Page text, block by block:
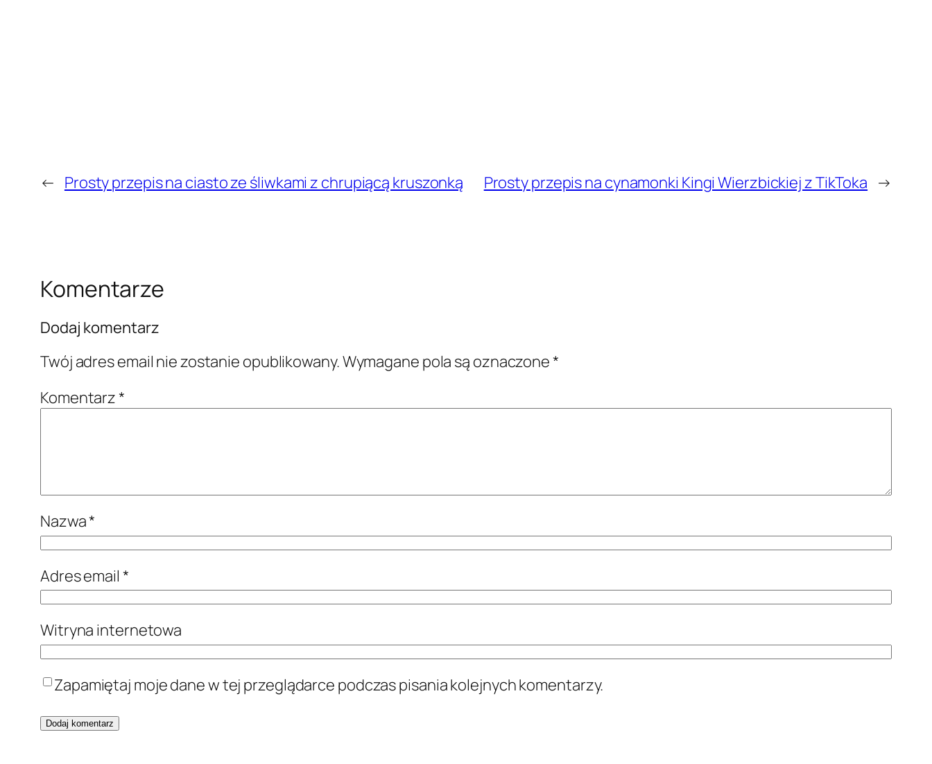
← Prosty przepis na ciasto ze śliwkami z chrupiącą kruszonką Prosty przepis na cynamonki Kingi Wierzbickiej z TikToka →
Komentarze
Dodaj komentarz
Twój adres email nie zostanie opublikowany.Wymagane pola są oznaczone*
Komentarz*
Nazwa*
Adres email *
Witryna internetowa
Zapamiętaj moje dane w tej przeglądarce podczas pisania kolejnych komentarzy.